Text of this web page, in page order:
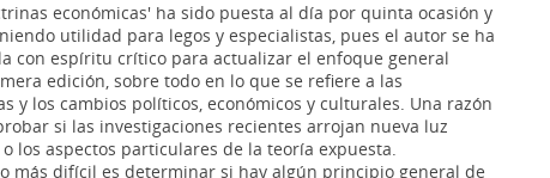
económicas' ha sido puesta al día por quinta ocasión y
utilidad para legos y especialistas, pues el autor se ha
con espíritu crítico para actualizar el enfoque general
edición, sobre todo en lo que se refiere a las
y los cambios políticos, económicos y culturales. Una razón
si las investigaciones recientes arrojan nueva luz
los aspectos particulares de la teoría expuesta.
más difícil es determinar si hay algún principio general de